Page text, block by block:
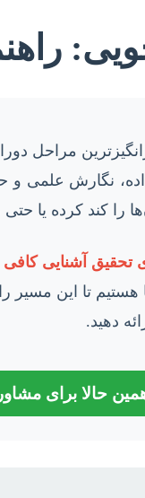
مراحل
نگارش علمی و
را کند کرده یا
تحقیق آشنایی کافی
هستیم تا این مسیر
دهید.
حالا برای